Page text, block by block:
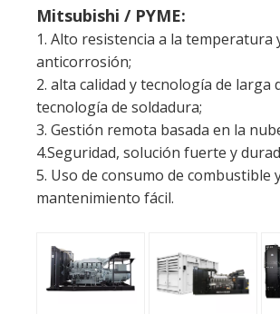
3. Gestión remota basada en la nube.
4.Seguridad, solución fuerte y
5. Uso de consumo de combustible y
mantenimiento fácil.
Descripción del producto